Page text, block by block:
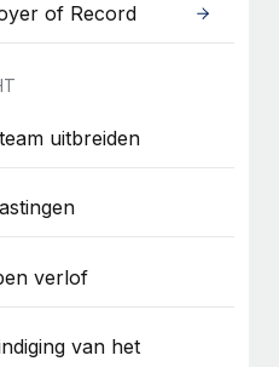
of Record
uitbreiden
verlof
van het